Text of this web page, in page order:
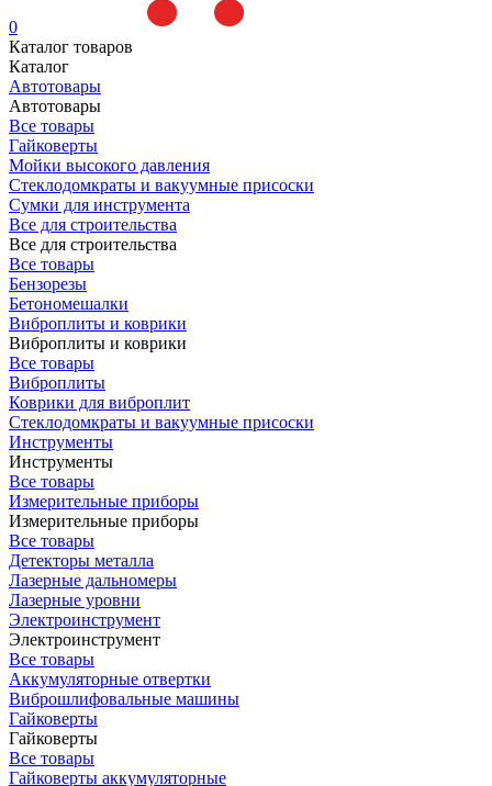
0
Каталог товаров
Каталог
Автотовары
Автотовары
Все товары
Гайковерты
Мойки высокого давления
Стеклодомкраты и вакуумные присоски
Сумки для инструмента
Все для строительства
Все для строительства
Все товары
Бензорезы
Бетономешалки
Виброплиты и коврики
Виброплиты и коврики
Все товары
Виброплиты
Коврики для виброплит
Стеклодомкраты и вакуумные присоски
Инструменты
Инструменты
Все товары
Измерительные приборы
Измерительные приборы
Все товары
Детекторы металла
Лазерные дальномеры
Лазерные уровни
Электроинструмент
Электроинструмент
Все товары
Аккумуляторные отвертки
Виброшлифовальные машины
Гайковерты
Гайковерты
Все товары
Гайковерты аккумуляторные